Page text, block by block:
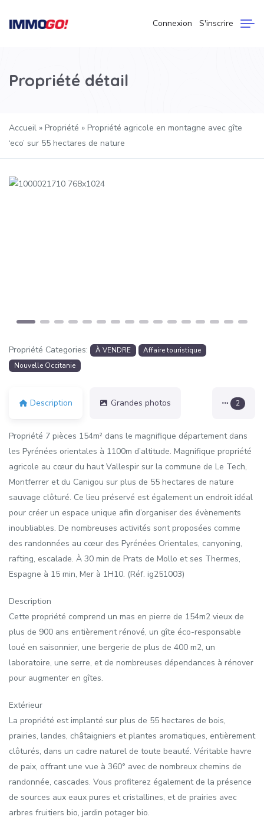
Connexion S'inscrire
Propriété détail
Accueil » Propriété » Propriété agricole en montagne avec gîte
‘eco’ sur 55 hectares de nature
Propriété Categories: À VENDRE
Affaire touristique
Nouvelle Occitanie
Description Grandes photos 2
Propriété 7 pièces 154m² dans le magnifique département dans
les Pyrénées orientales à 1100m d’altitude. Magnifique propriété
agricole au cœur du haut Vallespir sur la commune de Le Tech,
Montferrer et du Canigou sur plus de 55 hectares de nature
sauvage clôturé. Ce lieu préservé est également un endroit idéal
pour créer un espace unique afin d’organiser des évènements
inoubliables. De nombreuses activités sont proposées comme
des randonnées au cœur des Pyrénées Orientales, canyoning,
rafting, escalade. À 30 min de Prats de Mollo et ses Thermes,
Espagne à 15 min, Mer à 1H10. (Réf. ig251003)
Description
Cette propriété comprend un mas en pierre de 154m2 vieux de
plus de 900 ans entièrement rénové, un gîte éco-responsable
loué en saisonnier, une bergerie de plus de 400 m2, un
laboratoire, une serre, et de nombreuses dépendances à rénover
pour augmenter en gîtes.
Extérieur
La propriété est implanté sur plus de 55 hectares de bois,
prairies, landes, châtaigniers et plantes aromatiques, entièrement
clôturés, dans un cadre naturel de toute beauté. Véritable havre
de paix, offrant une vue à 360° avec de nombreux chemins de
randonnée, cascades. Vous profiterez également de la présence
de sources aux eaux pures et cristallines, et de prairies avec
arbres fruitiers bio, jardin potager bio.